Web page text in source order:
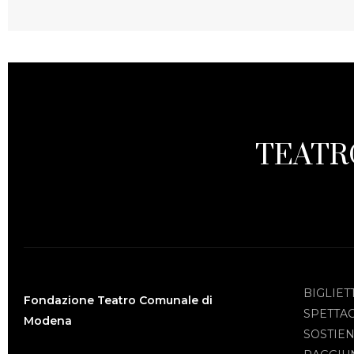
Fondazione Teatro Comunale di
Modena